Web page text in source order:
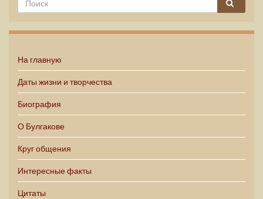
На главную
Даты жизни и творчества
Биография
О Булгакове
Круг общения
Интересные факты
Цитаты